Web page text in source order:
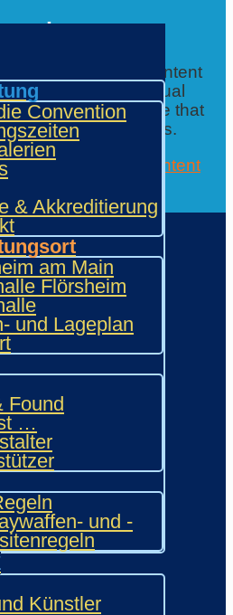
Convention
& Akkreditierung
am Main
Flörsheim
und Lageplan
Found
…
und -
Künstler
language
a placeholder content
. To access the actual
below. Please note that
third-party providers.
and unlock content
✕
Convention
Akkreditierung
am Main
Flörsheim
und Lageplan